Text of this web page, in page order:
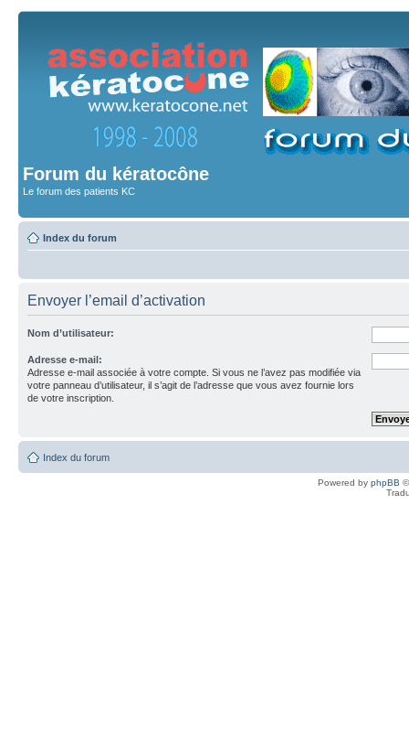
Forum du kératocône
Le forum des patients KC
Index du forum
Envoyer l’email d’activation
Nom d’utilisateur:
Adresse e-mail:
Adresse e-mail associée à votre compte. Si vous ne l’avez pas modifiée via
votre panneau d’utilisateur, il s’agit de l’adresse que vous avez fournie lors
de votre inscription.
Index du forum
Powered by phpBB